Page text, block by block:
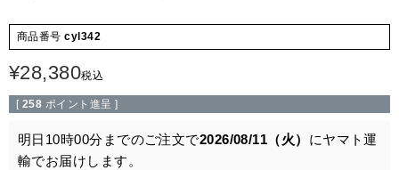
商品番号 cyl342
¥28,380税込
[ 258 ポイント進呈 ]
明日 10時00分 までのご注文で2026/08/11（火） にヤマト運
輸でお届けします。